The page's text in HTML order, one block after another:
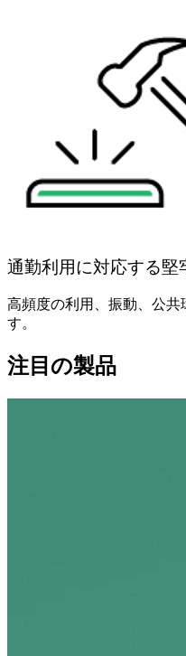
通勤利用に対応する堅
高頻度の利用、振動、公
す。
注目の製品